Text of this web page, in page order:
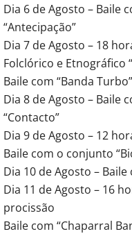
Dia 6 de Agosto – Baile
“Antecipação”
Dia 7 de Agosto – 18
Folclórico e Etnográfico
Baile com “Banda Turbo”
Dia 8 de Agosto – Baile
“Contacto”
Dia 9 de Agosto – 12
Baile com o conjunto
Dia 10 de Agosto – Baile
Dia 11 de Agosto – 16
procissão
Baile com “Chaparral